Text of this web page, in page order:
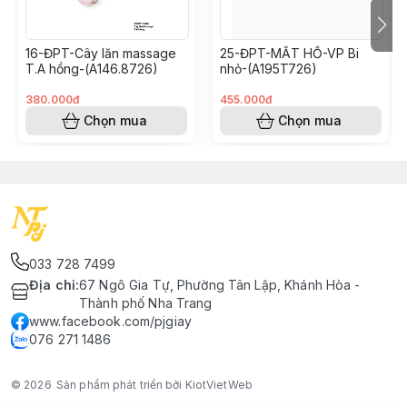
16-ĐPT-Cây lăn massage
T.A hồng-(A146.8726)
380.000đ
Chọn mua
25-ĐPT-MẮT HỔ-VP Bi
nhỏ-(A195T726)
455.000đ
Chọn mua
033 728 7499
Địa chỉ:67 Ngô Gia Tự, Phường Tân Lập, Khánh Hòa -
Thành phố Nha Trang
www.facebook.com/pjgiay
076 271 1486
© 2026 Sản phẩm phát triển bởi KiotVietWeb